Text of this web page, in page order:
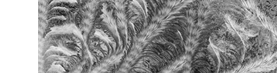
Usługi retuszu produktów